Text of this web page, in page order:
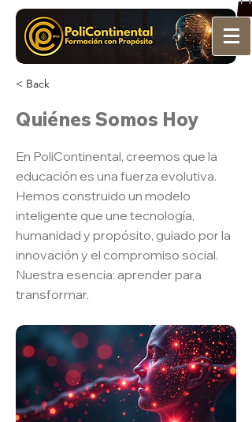
< Back
Quiénes Somos Hoy
En PoliContinental, creemos que la
educación es una fuerza evolutiva.
Hemos construido un modelo
inteligente que une tecnología,
humanidad y propósito, guiado por la
innovación y el compromiso social.
Nuestra esencia: aprender para
transformar.